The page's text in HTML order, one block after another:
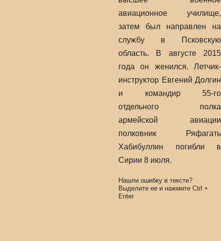
авиационное училище,
затем был направлен на
службу в Псковскую
область. В августе 2015
года он женился. Летчик-
инструктор Евгений Долгин
и командир 55-го
отдельного полка
армейской авиации
полковник Ряфагать
Хабибуллин погибли в
Сирии 8 июля.
Нашли ошибку в тексте?
Выделите ее и нажмите Ctrl +
Enter